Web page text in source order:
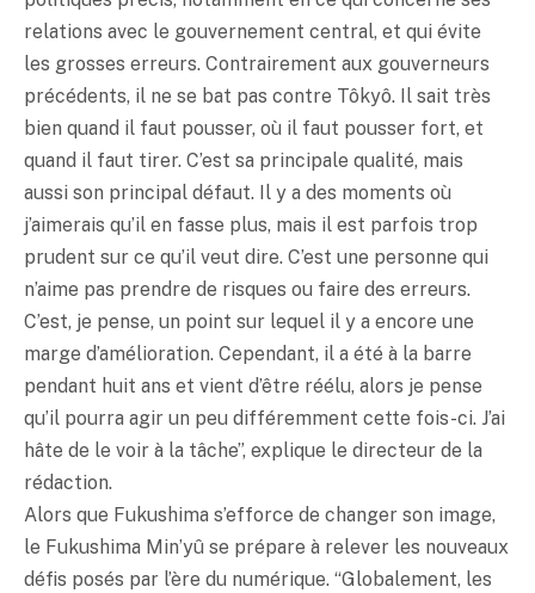
relations avec le gouvernement central, et qui évite
les grosses erreurs. Contrairement aux gouverneurs
précédents, il ne se bat pas contre Tôkyô. Il sait très
bien quand il faut pousser, où il faut pousser fort, et
quand il faut tirer. C’est sa principale qualité, mais
aussi son principal défaut. Il y a des moments où
j’aimerais qu’il en fasse plus, mais il est parfois trop
prudent sur ce qu’il veut dire. C’est une personne qui
n’aime pas prendre de risques ou faire des erreurs.
C’est, je pense, un point sur lequel il y a encore une
marge d’amélioration. Cependant, il a été à la barre
pendant huit ans et vient d’être réélu, alors je pense
qu’il pourra agir un peu différemment cette fois-ci. J’ai
hâte de le voir à la tâche”, explique le directeur de la
rédaction.
Alors que Fukushima s’efforce de changer son image,
le Fukushima Min’yû se prépare à relever les nouveaux
défis posés par l’ère du numérique. “Globalement, les